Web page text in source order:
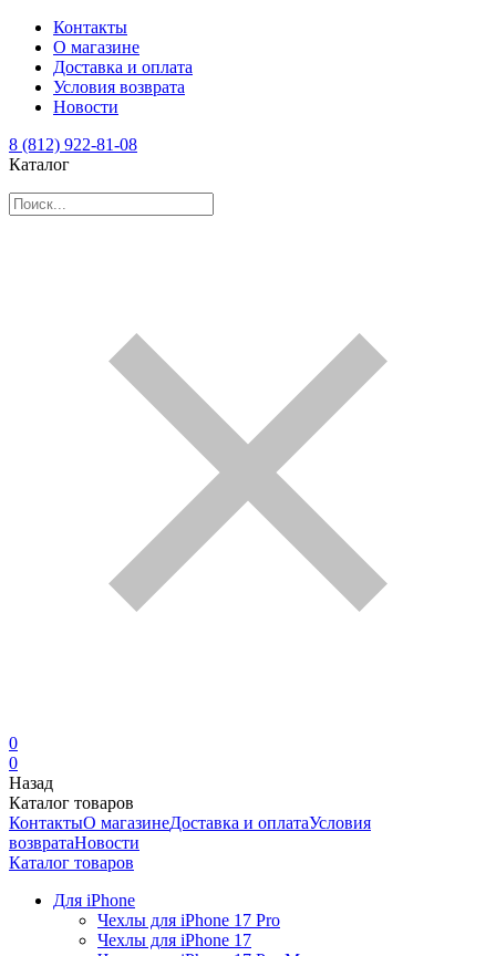
Контакты
О магазине
Доставка и оплата
Условия возврата
Новости
8 (812) 922-81-08
Каталог
0
0
Назад
Каталог товаров
КонтактыО магазинеДоставка и оплатаУсловия
возвратаНовости
Каталог товаров
Для iPhone
Чехлы для iPhone 17 Pro
Чехлы для iPhone 17